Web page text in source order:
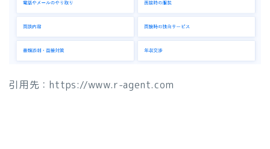
引用先：https://www.r-agent.com